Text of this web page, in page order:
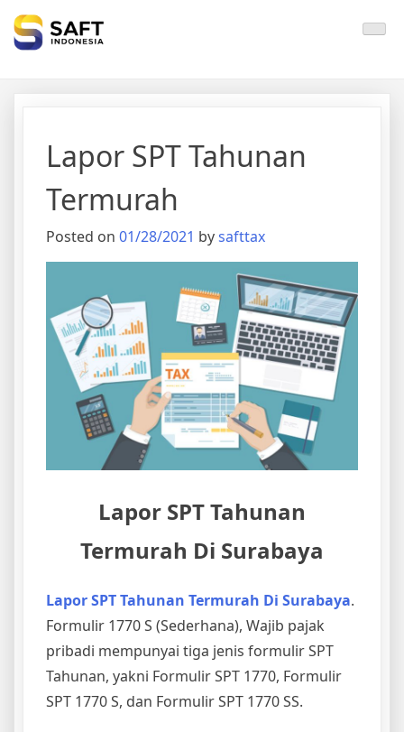
Solisi Perjakan Anda
Lapor SPT Tahunan
Termurah
Posted on 01/28/2021 bysafttax
Lapor SPT Tahunan
Termurah Di Surabaya
Lapor SPT Tahunan Termurah Di Surabaya.
Formulir 1770 S (Sederhana), Wajib pajak
pribadi mempunyai tiga jenis formulir SPT
Tahunan, yakni Formulir SPT 1770, Formulir
SPT 1770 S, dan Formulir SPT 1770 SS.